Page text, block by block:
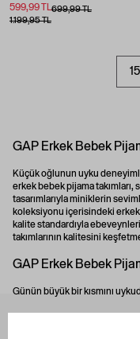
699,99 TL
599,99 TL
1.199,95 TL
GAP Erkek Bebek
Küçük oğlunun uyku
erkek bebek pijama takımları,
tasarımlarıyla miniklerin
koleksiyonu içerisindeki erkek
kalite standardıyla
takımlarının kalitesini
GAP Erkek Bebek
Günün büyük bir kısmını
hitap ediyor. 1-5 yaş arası
uyuması için özel olarak